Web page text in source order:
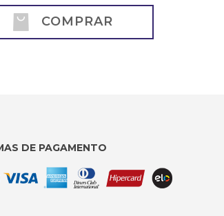
COMPRAR
DE PAGAMENTO